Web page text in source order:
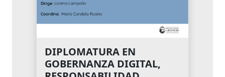
DIPLOMATURA EN
GOBERNANZA DIGITAL,